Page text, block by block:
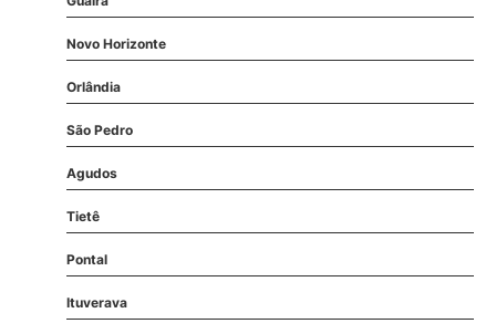
Novo Horizonte
Orlândia
São Pedro
Agudos
Tietê
Pontal
Ituverava